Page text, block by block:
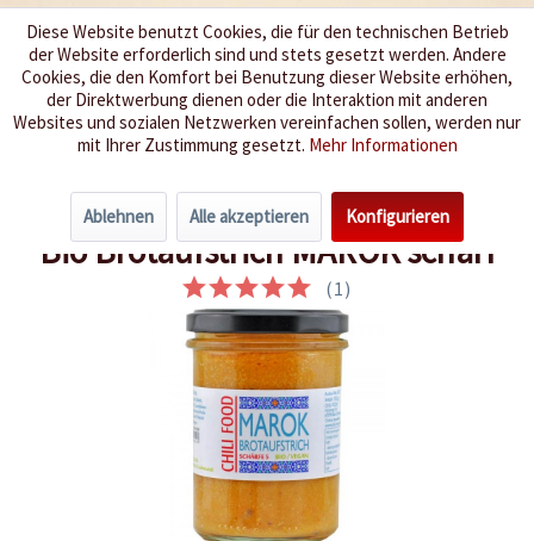
Wir würzen Ihr Leben
Menü
Übersicht Brotaufstrich
Bio Brotaufstrich MAROK scharf
(1)
Diese Website benutzt Cookies, die für den technischen Betrieb
der Website erforderlich sind und stets gesetzt werden. Andere
Cookies, die den Komfort bei Benutzung dieser Website erhöhen,
der Direktwerbung dienen oder die Interaktion mit anderen
Websites und sozialen Netzwerken vereinfachen sollen, werden nur
mit Ihrer Zustimmung gesetzt. Mehr Informationen
Ablehnen Alle akzeptieren Konfigurieren